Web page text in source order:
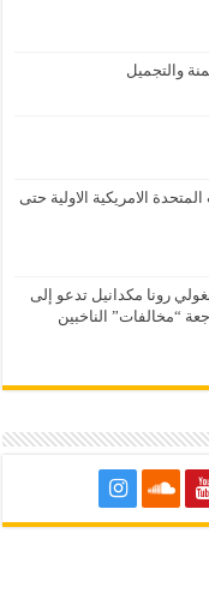
والتجميل
٢٠٢٠ الولايات المتحدة الامريكية الاولية حتى
رونا مكدانيل تدعو إلى
“مخالفات” الناخبين